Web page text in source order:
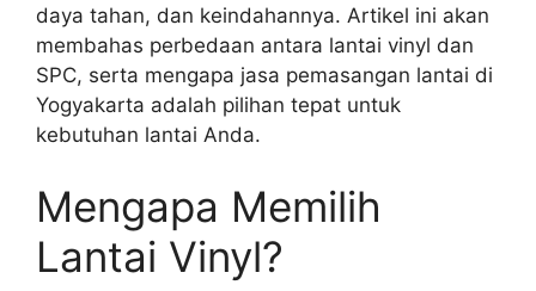
daya tahan, dan keindahannya. Artikel ini akan
membahas perbedaan antara lantai vinyl dan
SPC, serta mengapa jasa pemasangan lantai di
Yogyakarta adalah pilihan tepat untuk
kebutuhan lantai Anda.
Mengapa Memilih
Lantai Vinyl?